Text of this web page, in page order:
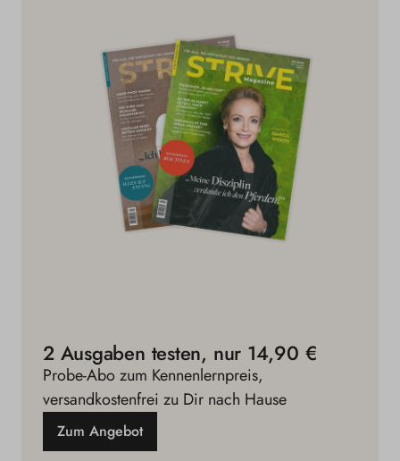
2 Ausgaben testen, nur 14,90 €
Probe-Abo zum Kennenlernpreis,
versandkostenfrei zu Dir nach Hause
Zum Angebot